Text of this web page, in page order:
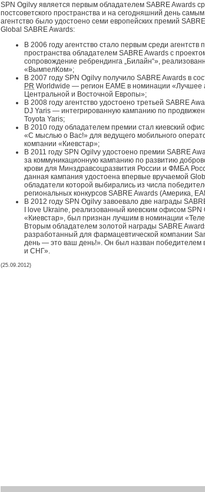
SPN Ogilvy является первым обладателем SABRE Awards
постсоветского пространства и на сегодняшний день
агентство было удостоено семи европейских премий
Global SABRE Awards:
В 2006 году агентство стало первым среди агентств
пространства обладателем SABRE Awards с
сопровождение ребрендинга „Билайн“»,
«ВымпелКом»;
В 2007 году SPN Ogilvy получило SABRE Awards в
PR Worldwide — регион EAME в номинации «Лучшее
Центральной и Восточной Европы»;
В 2008 году агентство удостоено третьей SABRE
DJ Yaris — интегрированную кампанию по
Toyota Yaris;
В 2010 году обладателем премии стал киевский
«С мыслью о Вас!» для ведущего мобильного
компании «Киевстар»;
В 2011 году SPN Ogilvy удостоено премии SABRE
за коммуникационную кампанию по развитию
крови для Минздравсоцразвития России и ФМБА
данная кампания удостоена впервые вручаемой
обладатели которой выбирались из числа
региональных конкурсов SABRE Awards (Америка,
В 2012 году SPN Ogilvy завоевало две награды
I love Ukraine, реализованный киевским офисом
«Киевстар», был признан лучшим в номинации
Вторым обладателем золотой награды SABRE
разработанный для фармацевтической компании
день — это ваш день!». Он был назван победителем
и СНГ».
(25.09.2012)